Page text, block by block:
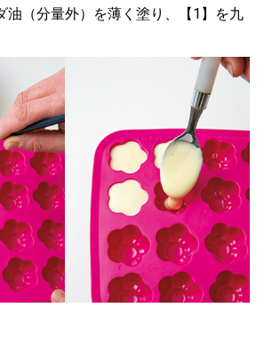
油（分量外）を薄く塗り、【1】を九